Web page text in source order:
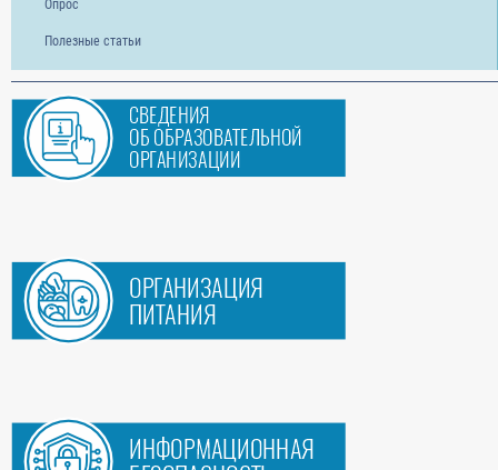
Опрос
Полезные статьи